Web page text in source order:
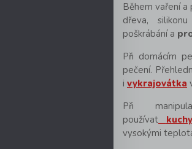
Během vaření
dřeva,
poškrábání a
Při domácím
pečení.
i vykrajovátka
Při
používat
vysokými